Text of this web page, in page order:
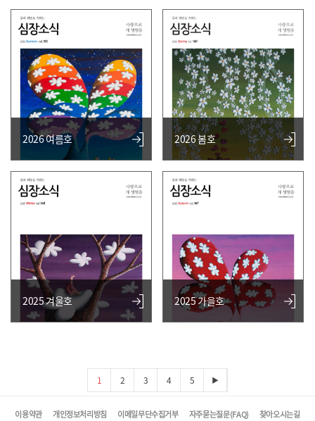
2026 여름호 2026 봄호
2025 겨울호 2025 가을호
1 2 3 4 5 ▶
이용약관 개인정보처리방침 이메일무단수집거부 자주묻는질문(FAQ) 찾아오시는길